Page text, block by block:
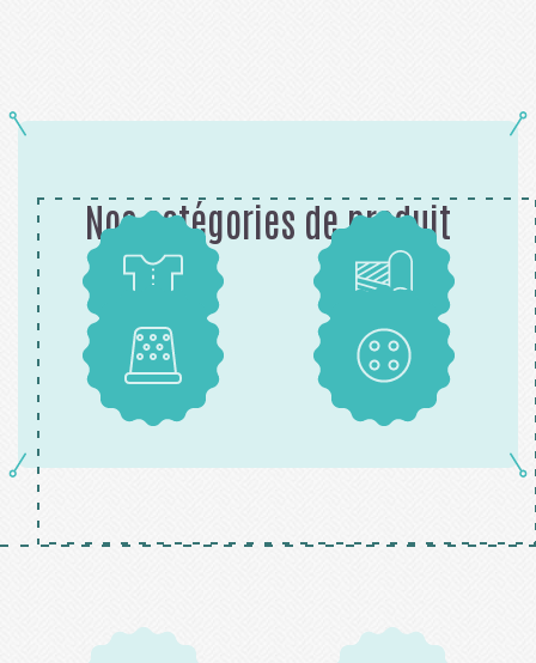
Nos catégories de produit
Patrons Tissus
Mercerie Boutons